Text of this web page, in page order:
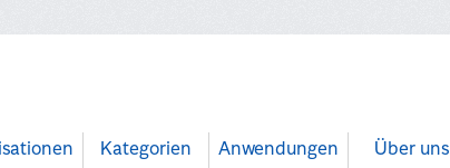
Kategorien Anwendungen Über uns